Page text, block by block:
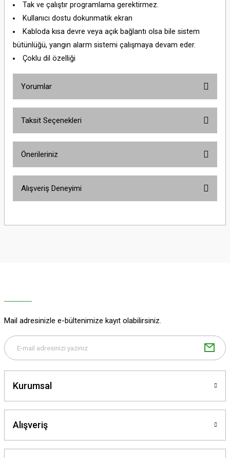
Tak ve çalıştır programlama gerektirmez.
Kullanıcı dostu dokunmatik ekran
Kabloda kısa devre veya açık bağlantı olsa bile sistem
bütünlüğü, yangın alarm sistemi çalışmaya devam eder.
Çoklu dil özelliği
Yorumlar
Taksit Seçenekleri
Önerileriniz
yetersiz gördüğünüz noktaları öneri formunu kullanarak tarafımıza
Gönder
Alışveriş Deneyimi
Mail adresinizle e-bültenimize kayıt olabilirsiniz.
Kurumsal
Alışveriş